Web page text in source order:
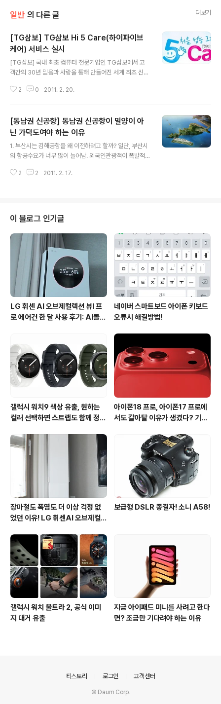
일반 의 다른 글 더보기
[TG삼보] TG삼보 Hi 5 Care(하이파이브
케어) 서비스 실시
[TG삼보] 국내 최초 컴퓨터 전문기업인 TG삼보에서 고
객간의 30년 믿음과 사랑을 통해 만들어진 세계 최초 신개
어)를 실시합니다. Hi 5 Care(하이파이브 케어)는 노트북
에버라텍 제품에 해당됩니다. TG삼보를 판매하고 행사에
참여하고 있는 온/오프라인 대리점에서 행사에 참여할 수
있으며, 하이파이브 케어 대상 서비스는 CPU, ODD, 메인
보드, 하드디스크(HDD), RAM, 환경개선 클린 서비스 등
을 서비스 받을 수 있습니다. 하이파이브 케어 이용방법은
1. Hi Five Care서비스가 적용되는 노트북을 구매합니다.
2 0 2011. 2. 20.
[동남권 신공항] 동남권 신공항이 밀양이 아
닌 가덕도여야 하는 이유
1. 부산시는 김해공항을 왜 이전하려고 할까? 일단, 부산시
의 항공수요가 너무 많이 늘어남. 외국인관광객이 폭발적
다 보니 많은 항공수요가 생겨버림. 그래서 김해공항 확장
자 대구경북과 한나라당은 엄청나게 반대함. 이유는 지역
특혜... 당시에는 공항입지나 이런게 문제가 아니었지만 노
무현정권 아래서 부산권의 대형토목공사가 일어나게 되면
한나라당 텃밭이 무너질수도 있다고 판단. 그래서 한나라
당과 한나라당의 본거지인 대구경북은 죽자살자 반대 3.
왜 부산은 지역내 공항이전에 타 지자체의 ..
2 2 2011. 2. 17.
이 블로그 인기글
LG 휘센 AI 오브제컬렉션 뷰I 프
로 에어컨 한 달 사용 후기: AI콜드
네이버 스마트보드 아이폰 키보드
오류시 해결방법!
갤럭시 워치9 색상 유출, 원하는
컬러 선택하면 스트랩도 함께 정해
아이폰18 프로, 아이폰17 프로에
서도 갈아탈 이유가 생겼다? 기대
장마철도 폭염도 더 이상 걱정 없
었던 이유! LG 휘센AI 오브제컬렉
사용 후기
보급형 DSLR 종결자! 소니 A58!
갤럭시 워치 울트라 2, 공식 이미
지 대거 유출
지금 아이패드 미니를 사려고 한다
면? 조금만 기다려야 하는 이유
티스토리 로그인 고객센터
© Daum Corp.